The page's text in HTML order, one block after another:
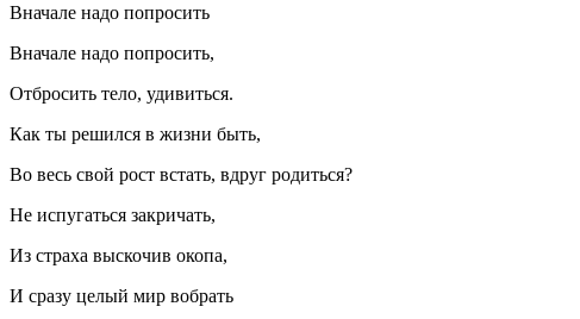
Вначале надо попросить
Вначале надо попросить,
Отбросить тело, удивиться.
Как ты решился в жизни быть,
Во весь свой рост встать, вдруг родиться?
Не испугаться закричать,
Из страха выскочив окопа,
И сразу целый мир вобрать